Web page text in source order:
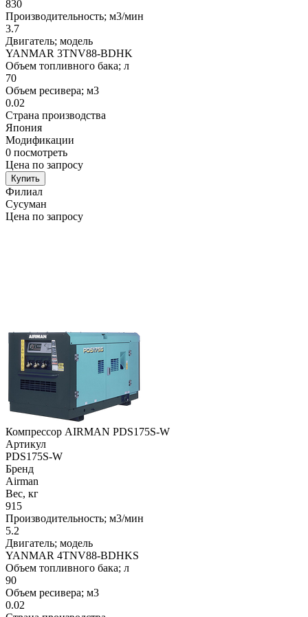
830
Производительность; м3/мин
3.7
Двигатель; модель
YANMAR 3TNV88-BDHK
Объем топливного бака; л
70
Объем ресивера; м3
0.02
Страна производства
Япония
Модификации
0 посмотреть
Цена по запросу
Купить
Филиал
Сусуман
Цена по запросу
Компрессор AIRMAN PDS175S-W
Артикул
PDS175S-W
Бренд
Airman
Вес, кг
915
Производительность; м3/мин
5.2
Двигатель; модель
YANMAR 4TNV88-BDHKS
Объем топливного бака; л
90
Объем ресивера; м3
0.02